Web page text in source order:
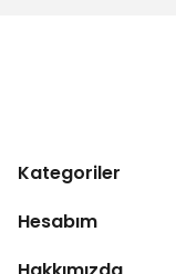
Kategoriler
Hesabım